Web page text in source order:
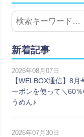
新着記事
2026年08月07日
【WELBOX通信】8
ーポンを使って＼60
うめん♪
2026年07月30日